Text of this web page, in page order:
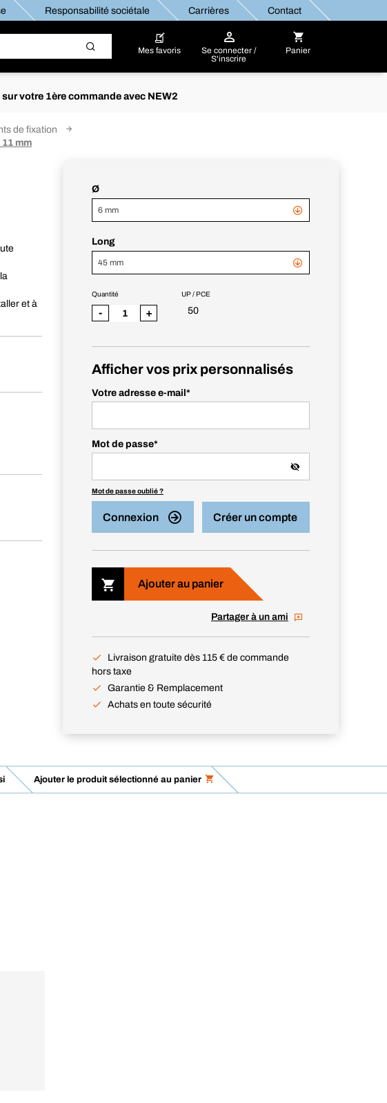
Responsabilité sociétale Carrières Contact
Mes favoris
Se connecter /
S'inscrire
Panier
votre 1ère commande avec NEW2
de fixation
mm
et à
Ø
6 mm
Long
45 mm
UP / PCE
50
Quantité
- +
Afficher vos prix personnalisés
Votre adresse e-mail *
Mot de passe*
Mot de passe oublié ?
Connexion Créer un compte
Ajouter au panier
Partager à un ami
Livraison gratuite dès 115 € de commande
hors taxe
Garantie & Remplacement
Achats en toute sécurité
Ajouter le produit sélectionné au panier